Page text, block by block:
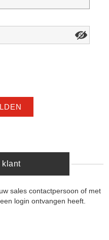
klant
sales contactpersoon of met
login ontvangen heeft.